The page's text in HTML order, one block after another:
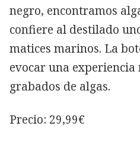
negro, encontramos
confiere al destilado
matices marinos. La
evocar una experiencia
grabados de algas.
Precio: 29,99€